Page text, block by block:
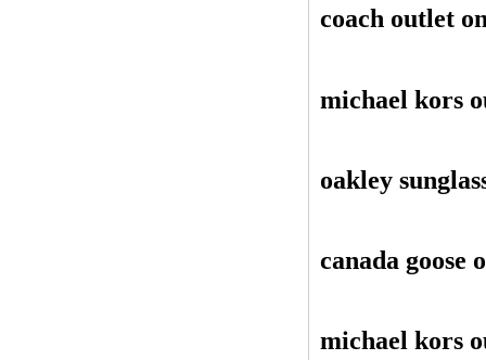
coach outlet
michael kors
oakley
canada goose
michael kors